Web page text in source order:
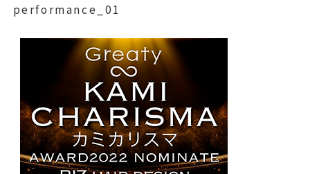
performance_01